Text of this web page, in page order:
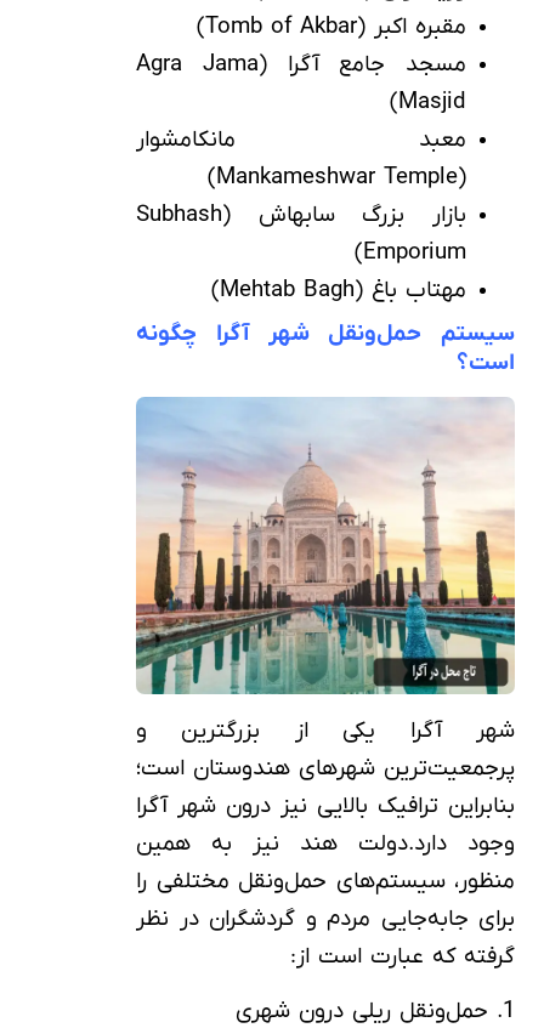
مقبره اکبر (Tomb of Akbar)
مسجد جامع آگرا (Agra Jama
Masjid)
معبد مانکامشوار
(Mankameshwar Temple)
بازار بزرگ سابهاش (Subhash
Emporium)
مهتاب باغ (Mehtab Bagh)
سیستم حمل‌ونقل شهر آگرا چگونه
است؟
شهر آگرا یکی از بزرگترین و
پرجمعیت‌ترین شهرهای هندوستان است؛
بنابراین ترافیک بالایی نیز درون شهر آگرا
وجود دارد.دولت هند نیز به همین
منظور، سیستم‌های حمل‌ونقل مختلفی را
برای جابه‌جایی مردم و گردشگران در نظر
گرفته که عبارت است از:
1. حمل‌ونقل ریلی درون شهری